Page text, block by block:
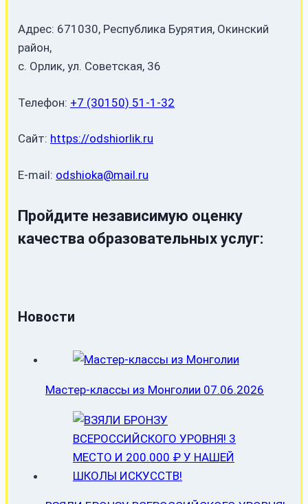
Адрес: 671030, Республика Бурятия, Окинский
район,
с. Орлик, ул. Советская, 36
Телефон: +7 (30150) 51-1-32
Сайт: https://odshiorlik.ru
E-mail: odshioka@mail.ru
Пройдите независимую оценку
качества образовательных услуг:
Новости
Мастер-классы из Монголии 07.06.2026